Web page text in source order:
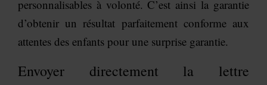
personnalisables à volonté. C’est ainsi la garantie
d’obtenir un résultat parfaitement conforme aux
attentes des enfants pour une surprise garantie.
Envoyer directement la lettre